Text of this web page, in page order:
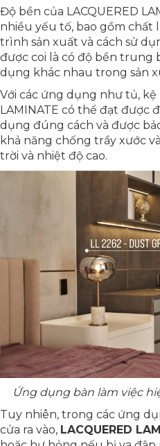
Độ bền của LACQUERED
nhiều yếu tố, bao gồm chất
trình sản xuất và cách sử
được coi là có độ bền
dụng khác nhau trong sản
Với các ứng dụng như tủ, kệ
LAMINATE có thể đạt được
dụng đúng cách và được
khả năng chống trầy xước
trời và nhiệt độ cao.
Ứng dụng bàn làm việc
Tuy nhiên, trong các ứng
cửa ra vào, LACQUERED